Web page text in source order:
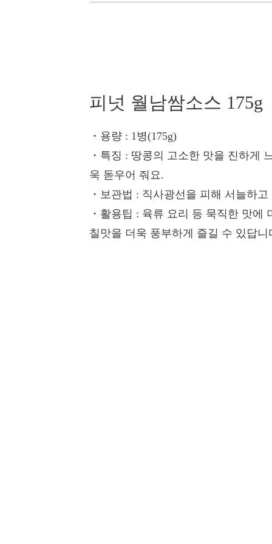
피넛 월남쌈소스 175g
・용량 : 1병(175g)
・특징 : 땅콩의 고소한 맛을 진하게
욱 돋우어 줘요.
・보관법 : 직사광선을 피해 서늘하
・활용팁 : 육류 요리 등 묵직한 맛에
칠맛을 더욱 풍부하게 즐길 수 있답니